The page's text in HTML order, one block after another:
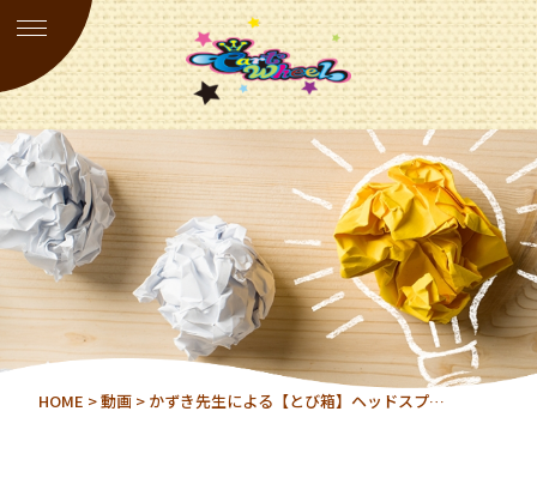
HOME >動画 > かずき先生による【とび箱】ヘッドスプ…